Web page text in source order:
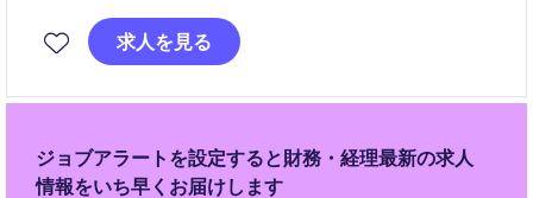
析・変革を推進する中核的な役割を担います。
求人を見る
ジョブアラートを設定すると財務・経理最新の求人
情報をいち早くお届けします